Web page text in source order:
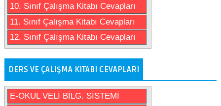
10. Sınıf Çalışma Kitabı Cevapları
11. Sınıf Çalışma Kitabı Cevapları
12. Sınıf Çalışma Kitabı Cevapları
DERS VE ÇALIŞMA KITABI CEVAPLARI
E-OKUL VELİ BİLG. SİSTEMİ